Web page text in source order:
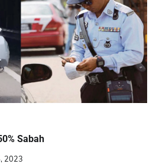
Sabah
2023